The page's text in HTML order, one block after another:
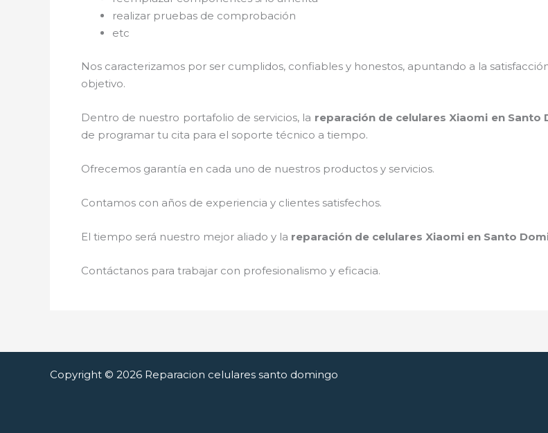
realizar pruebas de comprobación
etc
Nos caracterizamos por ser cumplidos, confiables y honestos, apuntando a la
objetivo.
Dentro de nuestro portafolio de servicios, la reparación de celulares Xiaomi en Santo
de programar tu cita para el soporte técnico a tiempo.
Ofrecemos garantía en cada uno de nuestros productos y servicios.
Contamos con años de experiencia y clientes satisfechos.
El tiempo será nuestro mejor aliado y la reparación de celulares Xiaomi en Santo
Contáctanos para trabajar con profesionalismo y eficacia.
Copyright © 2026 Reparacion celulares santo domingo